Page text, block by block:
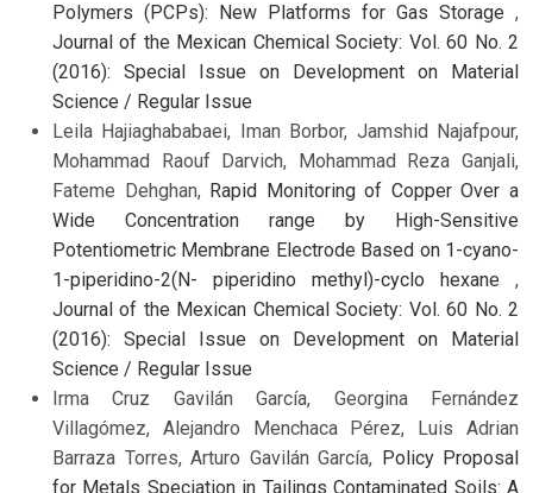
Polymers (PCPs): New Platforms for Gas Storage ,
Journal of the Mexican Chemical Society: Vol. 60 No. 2
(2016): Special Issue on Development on Material
Science / Regular Issue
Leila Hajiaghababaei, Iman Borbor, Jamshid Najafpour,
Mohammad Raouf Darvich, Mohammad Reza Ganjali,
Fateme Dehghan, Rapid Monitoring of Copper Over a
Wide Concentration range by High-Sensitive
Potentiometric Membrane Electrode Based on 1-cyano-
1-piperidino-2(N- piperidino methyl)-cyclo hexane ,
Journal of the Mexican Chemical Society: Vol. 60 No. 2
(2016): Special Issue on Development on Material
Science / Regular Issue
Irma Cruz Gavilán García, Georgina Fernández
Villagómez, Alejandro Menchaca Pérez, Luis Adrian
Barraza Torres, Arturo Gavilán García, Policy Proposal
for Metals Speciation in Tailings Contaminated Soils: A